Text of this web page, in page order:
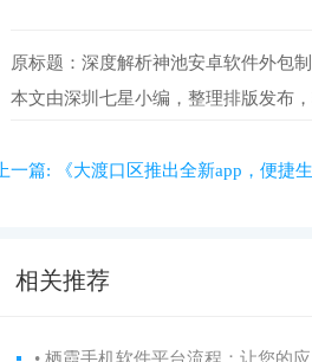
原标题：深度解析神池安卓软件外包
本文由深圳七星小编，整理排版发布
上一篇: 《大渡口区推出全新app，便捷
相关推荐